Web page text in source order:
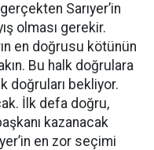
Sarıyer’in
olması gerekir.
en doğrusu kötünün
Bu halk doğrulara
doğruları bekliyor.
İlk defa doğru,
kazanacak
en zor seçimi